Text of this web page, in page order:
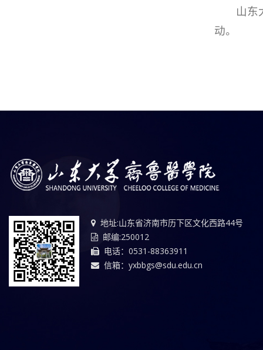
山东
动。
地址:山东省济南市历下区文化西路44号
邮编:250012
电话：0531-88363911
信箱：yxbbgs@sdu.edu.cn